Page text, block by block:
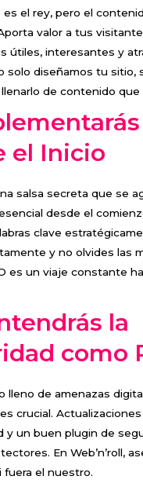
es el rey, pero el
valor a tus
útiles, interesantes y
solo diseñamos tu sitio,
de contenido
el Inicio
salsa secreta que se
desde el
clave
y no olvides las
es un viaje constante
la
como
lleno de amenazas
crucial.
y un buen plugin de
En Web’n’roll,
fuera el nuestro.